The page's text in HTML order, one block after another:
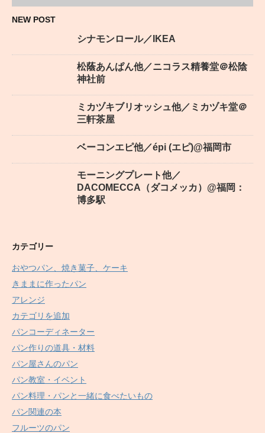
NEW POST
シナモンロール／IKEA
松蔭あんぱん他／ニコラス精養堂＠松陰
神社前
ミカヅキブリオッシュ他／ミカヅキ堂＠
三軒茶屋
ベーコンエピ他／épi (エピ)@福岡市
モーニングプレート他／
DACOMECCA（ダコメッカ）@福岡：
博多駅
カテゴリー
おやつパン、焼き菓子、ケーキ
きままに作ったパン
アレンジ
カテゴリを追加
パンコーディネーター
パン作りの道具・材料
パン屋さんのパン
パン教室・イベント
パン料理・パンと一緒に食べたいもの
パン関連の本
フルーツのパン